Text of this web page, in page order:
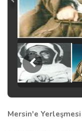
Mersin'e Yerleşmesi